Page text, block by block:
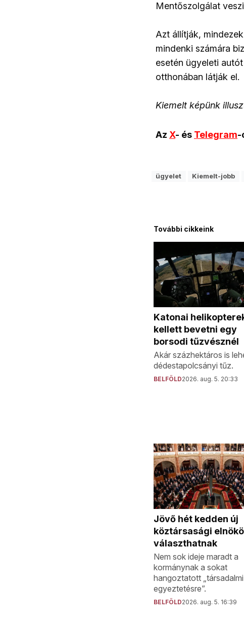
Mentőszolgálat
Azt állítják,
mindenki számára
esetén ügyeleti
otthonában látják el.
Kiemelt képünk
Az X- és Telegram-
ügyelet Kiemelt-jobb
További cikkeink
Katonai
kellett bevetni egy
borsodi tűzvésznél
Akár százhektáros is
dédestapolcsányi tűz.
BELFÖLD2026. aug. 5. 20:33
Jövő hét kedden új
köztársasági
választhatnak
Nem sok ideje maradt a
kormánynak a sokat
hangoztatott „társadalmi
egyeztetésre”.
BELFÖLD2026. aug. 5. 16:39